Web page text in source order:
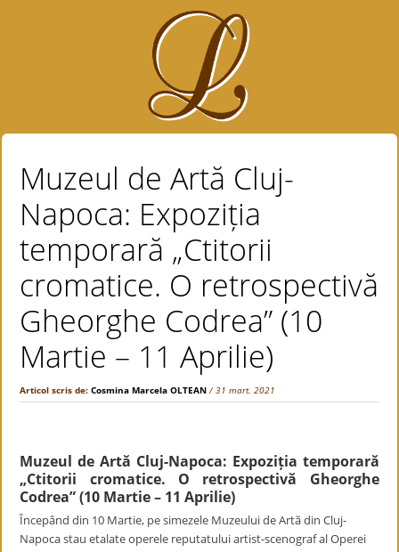
Muzeul de Artă Cluj-
Napoca: Expoziția
temporară „Ctitorii
cromatice. O retrospectivă
Gheorghe Codrea” (10
Martie – 11 Aprilie)
Articol scris de:Cosmina Marcela OLTEAN / 31 mart. 2021
Muzeul de Artă Cluj-Napoca: Expoziția temporară
„Ctitorii cromatice. O retrospectivă Gheorghe
Codrea” (10 Martie – 11 Aprilie)
Începând din 10 Martie, pe simezele Muzeului de Artă din Cluj-
Napoca stau etalate operele reputatului artist-scenograf al Operei